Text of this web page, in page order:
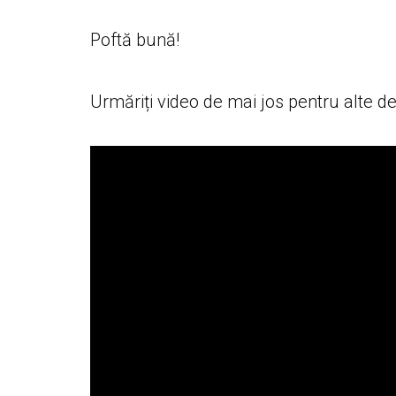
Poftă bună!
Urmăriți video de mai jos pentru alte